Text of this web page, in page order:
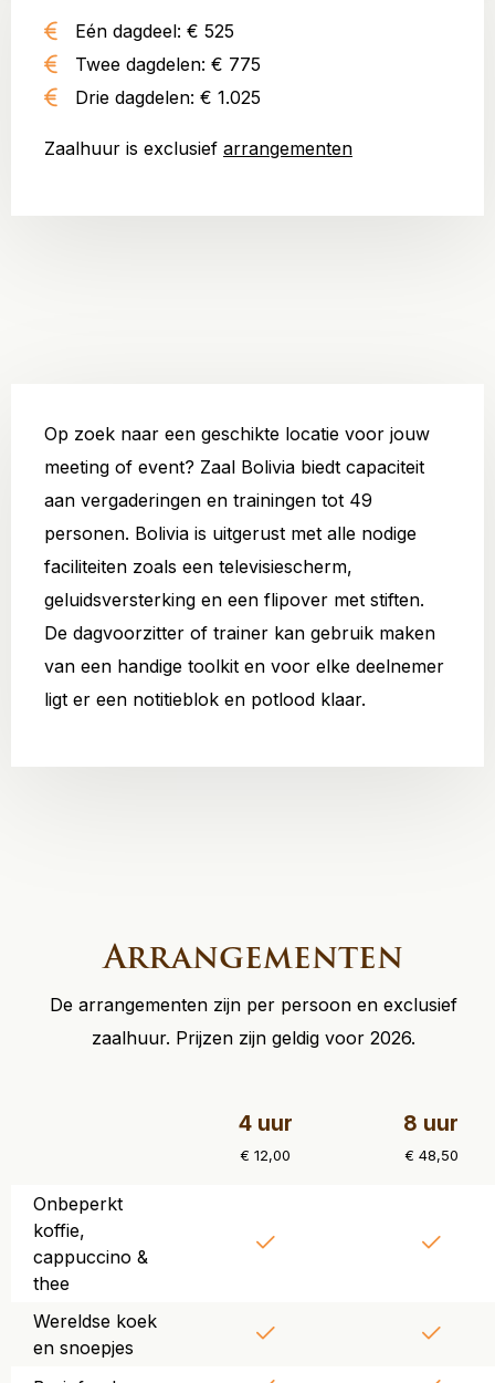
Eén dagdeel: € 525
Twee dagdelen: € 775
Drie dagdelen: € 1.025
Zaalhuur is exclusief arrangementen
Op zoek naar een geschikte locatie voor jouw
meeting of event? Zaal Bolivia biedt capaciteit
aan vergaderingen en trainingen tot 49
personen. Bolivia is uitgerust met alle nodige
faciliteiten zoals een televisiescherm,
geluidsversterking en een flipover met stiften.
De dagvoorzitter of trainer kan gebruik maken
van een handige toolkit en voor elke deelnemer
ligt er een notitieblok en potlood klaar.
Arrangementen
De arrangementen zijn per persoon en exclusief
zaalhuur. Prijzen zijn geldig voor 2026.
4 uur
€ 12,00
8 uur
€ 48,50
Onbeperkt
koffie,
cappuccino &
thee
Wereldse koek
en snoepjes